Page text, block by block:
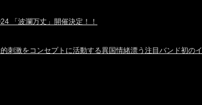
「波瀾万丈」開催決定！！
刺激をコンセプトに活動する異国情緒漂う注目バンド初のイ